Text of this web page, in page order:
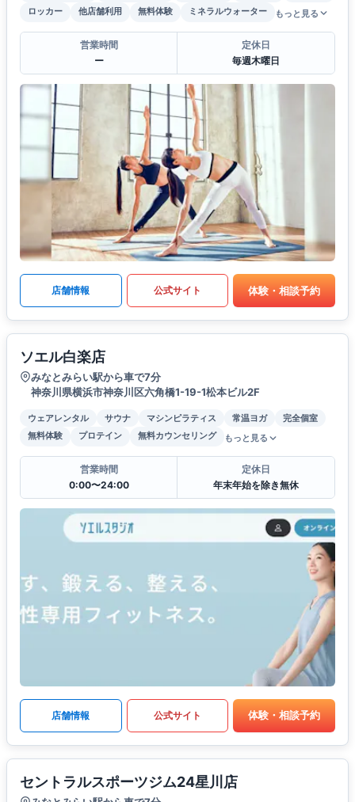
ロッカー
他店舗利用 無料体験 ミネラルウォーター もっと見る
営業時間
ー
定休日
毎週木曜日
店舗情報 公式サイト 体験・相談予約
ソエル白楽店
みなとみらい駅から車で7分
神奈川県横浜市神奈川区六角橋1-19-1松本ビル2F
ウェアレンタル サウナ マシンピラティス 常温ヨガ
完全個室
無料体験
プロテイン 無料カウンセリング もっと見る
営業時間
0:00〜24:00
定休日
年末年始を除き無休
店舗情報 公式サイト 体験・相談予約
セントラルスポーツジム24星川店